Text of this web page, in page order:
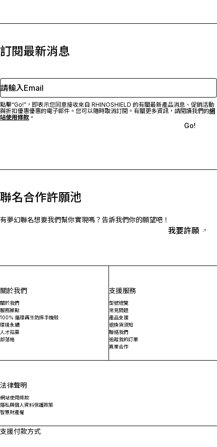
訂閱最新消息
請輸入Email
點擊“Go!”，即表示您同意接收來自 RHINOSHIELD 的有關最新產品消息、促銷活動
與折扣優惠優惠的電子郵件。您可以隨時取消訂閱。有關更多資訊，請閱讀我們的網
站使用條款 。
Go!
聯名合作許願池
有夢幻聯名想要我們幫你實現嗎？告訴我們你的願望吧！
我要許願
關於我們
關於我們
服務據點
100% 循環再生防摔手機殼
環境永續
人才招募
部落格
支援服務
型號總覽
常見問題
產品支援
退換貨須知
聯絡我們
追蹤我的訂單
異業合作
法律聲明
網站使用條款
隱私與個人資料保護政策
智慧財產權
支援付款方式